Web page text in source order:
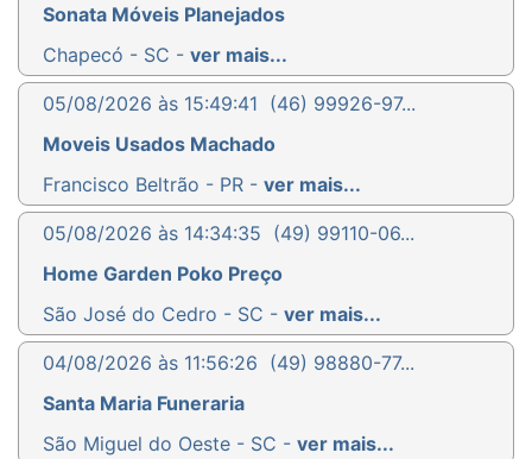
Sonata Móveis Planejados
Chapecó - SC - ver mais...
05/08/2026 às 15:49:41 (46) 99926-97...
Moveis Usados Machado
Francisco Beltrão - PR - ver mais...
05/08/2026 às 14:34:35 (49) 99110-06...
Home Garden Poko Preço
São José do Cedro - SC - ver mais...
04/08/2026 às 11:56:26 (49) 98880-77...
Santa Maria Funeraria
São Miguel do Oeste - SC - ver mais...